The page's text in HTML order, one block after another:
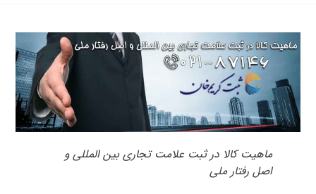
ماهیت کالا در ثبت علامت تجاری بین المللی و
اصل رفتار ملی